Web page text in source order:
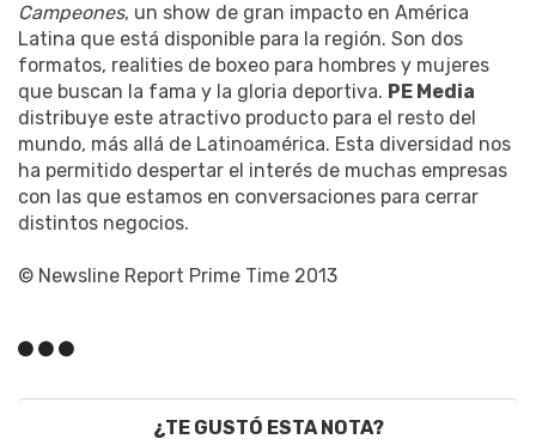
Campeones, un show de gran impacto en América
Latina que está disponible para la región. Son dos
formatos, realities de boxeo para hombres y mujeres
que buscan la fama y la gloria deportiva. PE Media
distribuye este atractivo producto para el resto del
mundo, más allá de Latinoamérica. Esta diversidad nos
ha permitido despertar el interés de muchas empresas
con las que estamos en conversaciones para cerrar
distintos negocios.
© Newsline Report Prime Time 2013
¿TE GUSTÓ ESTA NOTA?